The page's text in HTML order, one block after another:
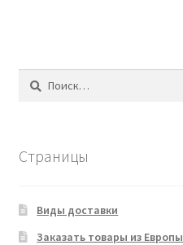
Найти:
Страницы
Виды доставки
Заказать товары из Европы